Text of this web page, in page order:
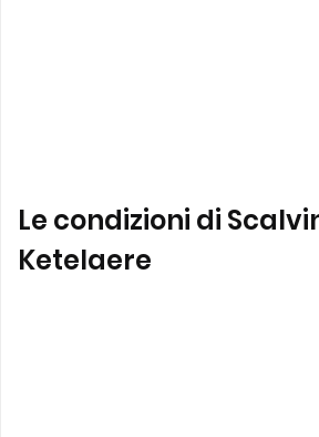
Le condizioni di
Ketelaere